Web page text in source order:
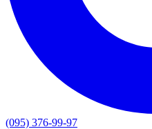
(095) 376-99-97